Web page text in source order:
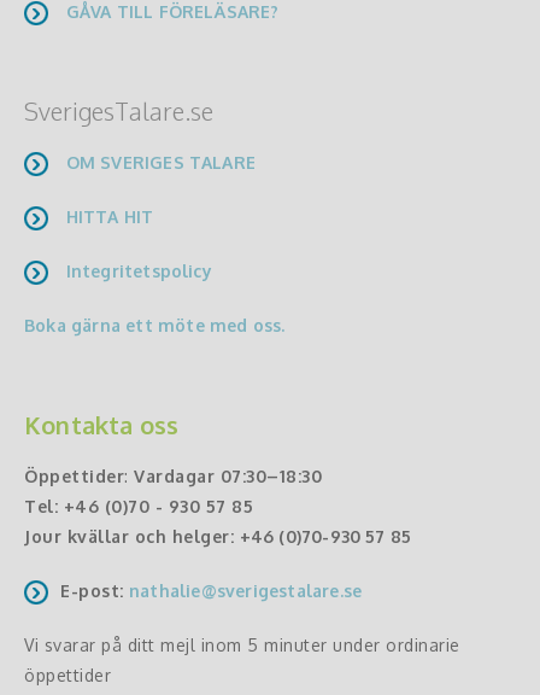
GÅVA TILL FÖRELÄSARE?
SverigesTalare.se
OM SVERIGES TALARE
HITTA HIT
Integritetspolicy
Boka gärna ett möte med oss.
Kontakta oss
Öppettider: Vardagar 07:30–18:30
Tel: +46 (0)70 - 930 57 85
Jour kvällar och helger: +46 (0)70-930 57 85
E-post: nathalie@sverigestalare.se
Vi svarar på ditt mejl inom 5 minuter under ordinarie
öppettider